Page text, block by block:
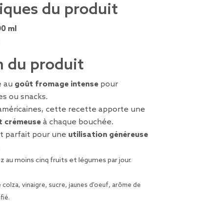
du produit
ml
du produit
au goût fromage intense pour
ou snacks.
cette recette apporte une
crémeuse à chaque bouchée.
parfait pour une utilisation généreuse
au moins cinq fruits et légumes par jour.
colza, vinaigre, sucre, jaunes d'oeuf, arôme de